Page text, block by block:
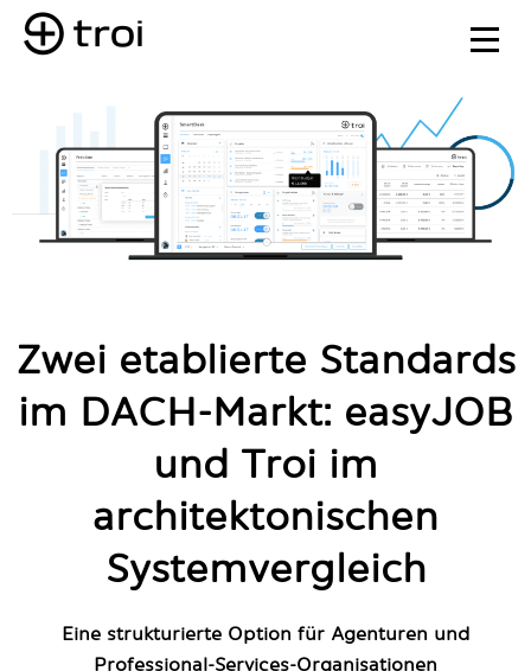
Zwei etablierte Standards
im DACH-Markt: easyJOB
und Troi im
architektonischen
Systemvergleich
Eine strukturierte Option für Agenturen und
Professional-Services-Organisationen